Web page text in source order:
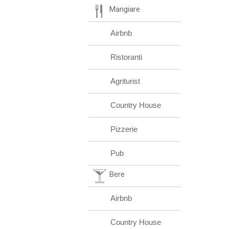
Mangiare
Airbnb
Ristoranti
Agriturist
Country House
Pizzerie
Pub
Bere
Airbnb
Country House